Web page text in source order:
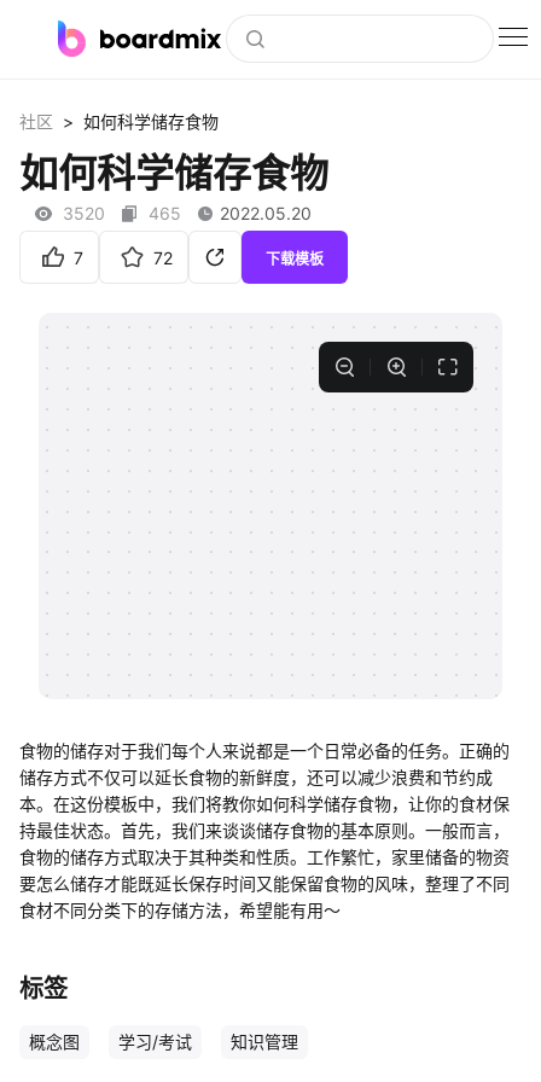
社区资源
下载
私有化部署
客户案例
知识分享社区
社区 > 如何科学储存食物
如何科学储存食物
3520 465 2022.05.20
7 72 下载模板
食物的储存对于我们每个人来说都是一个日常必备的任务。正确的
储存方式不仅可以延长食物的新鲜度，还可以减少浪费和节约成
本。在这份模板中，我们将教你如何科学储存食物，让你的食材保
持最佳状态。首先，我们来谈谈储存食物的基本原则。一般而言，
食物的储存方式取决于其种类和性质。工作繁忙，家里储备的物资
要怎么储存才能既延长保存时间又能保留食物的风味，整理了不同
食材不同分类下的存储方法，希望能有用～
标签
概念图 学习/考试 知识管理